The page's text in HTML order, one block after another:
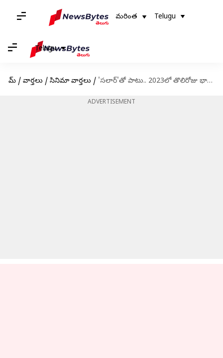
మరింత Telugu
Telugu
హోమ్ / వార్తలు / సినిమా వార్తలు / 'సలార్'తో పాటు.. 2023లో తొలిరోజు భారీ వసూళ్లను సాధించిన సినిమాలు ఇవే..
ADVERTISEMENT